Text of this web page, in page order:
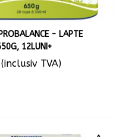
- LAPTE
12LUNI+
(inclusiv TVA)